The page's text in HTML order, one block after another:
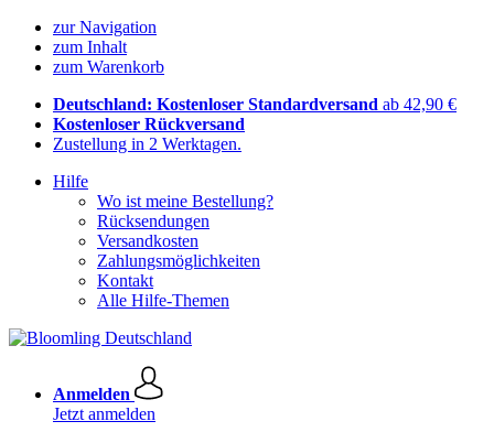
zur Navigation
zum Inhalt
zum Warenkorb
Deutschland: Kostenloser Standardversand ab 42,90 €
Kostenloser Rückversand
Zustellung in 2 Werktagen.
Hilfe
Wo ist meine Bestellung?
Rücksendungen
Versandkosten
Zahlungsmöglichkeiten
Kontakt
Alle Hilfe-Themen
Anmelden
Jetzt anmelden